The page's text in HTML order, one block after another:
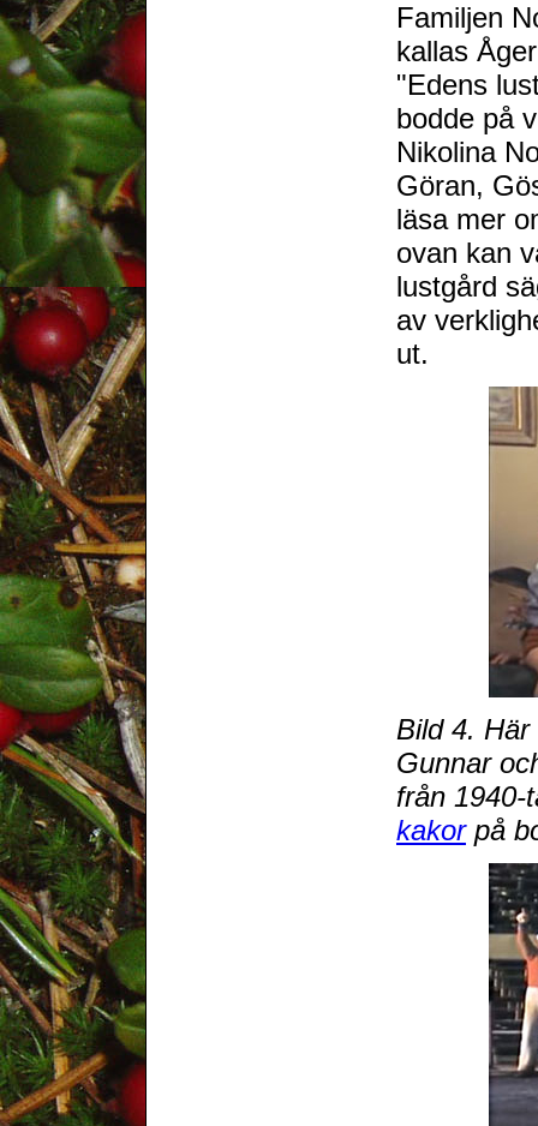
Familjen
kallas
"Edens
bodde på
Nikolina
Göran,
läsa mer
ovan kan
lustgård
av
ut.
Bild 4.
Gunnar
från
kakorpå